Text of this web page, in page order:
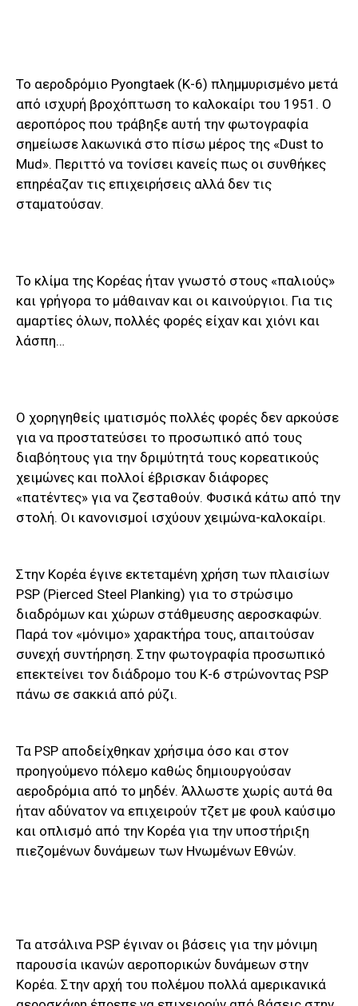
Το αεροδρόμιο Pyongtaek (Κ-6) πλημμυρισμένο μετά
από ισχυρή βροχόπτωση το καλοκαίρι του 1951. Ο
αεροπόρος που τράβηξε αυτή την φωτογραφία
σημείωσε λακωνικά στο πίσω μέρος της «Dust to
Mud». Περιττό να τονίσει κανείς πως οι συνθήκες
επηρέαζαν τις επιχειρήσεις αλλά δεν τις
σταματούσαν.
Το κλίμα της Κορέας ήταν γνωστό στους «παλιούς»
και γρήγορα το μάθαιναν και οι καινούργιοι. Για τις
αμαρτίες όλων, πολλές φορές είχαν και χιόνι και
λάσπη…
O χορηγηθείς ιματισμός πολλές φορές δεν αρκούσε
για να προστατεύσει το προσωπικό από τους
διαβόητους για την δριμύτητά τους κορεατικούς
χειμώνες και πολλοί έβρισκαν διάφορες
«πατέντες» για να ζεσταθούν. Φυσικά κάτω από την
στολή. Οι κανονισμοί ισχύουν χειμώνα-καλοκαίρι.
Στην Κορέα έγινε εκτεταμένη χρήση των πλαισίων
PSP (Pierced Steel Planking) για το στρώσιμο
διαδρόμων και χώρων στάθμευσης αεροσκαφών.
Παρά τον «μόνιμο» χαρακτήρα τους, απαιτούσαν
συνεχή συντήρηση. Στην φωτογραφία προσωπικό
επεκτείνει τον διάδρομο του Κ-6 στρώνοντας PSP
πάνω σε σακκιά από ρύζι.
Τα PSP αποδείχθηκαν χρήσιμα όσο και στον
προηγούμενο πόλεμο καθώς δημιουργούσαν
αεροδρόμια από το μηδέν. Άλλωστε χωρίς αυτά θα
ήταν αδύνατον να επιχειρούν τζετ με φουλ καύσιμο
και οπλισμό από την Κορέα για την υποστήριξη
πιεζομένων δυνάμεων των Ηνωμένων Εθνών.
Τα ατσάλινα PSP έγιναν οι βάσεις για την μόνιμη
παρουσία ικανών αεροπορικών δυνάμεων στην
Κορέα. Στην αρχή του πολέμου πολλά αμερικανικά